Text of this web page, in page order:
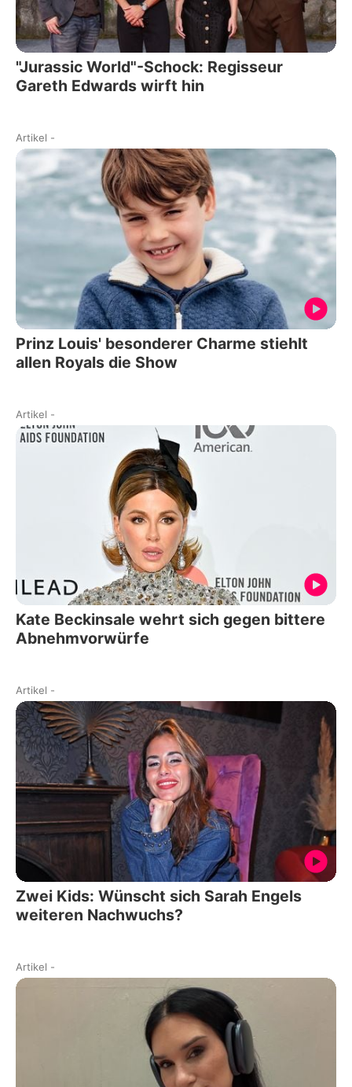
"Jurassic World"-Schock: Regisseur
Gareth Edwards wirft hin
Artikel -
Prinz Louis' besonderer Charme stiehlt
allen Royals die Show
Artikel -
Kate Beckinsale wehrt sich gegen bittere
Abnehmvorwürfe
Artikel -
Zwei Kids: Wünscht sich Sarah Engels
weiteren Nachwuchs?
Artikel -